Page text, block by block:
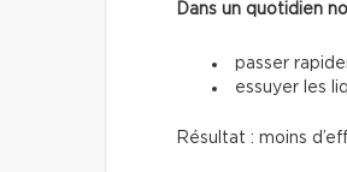
Dans un quotidien
passer
essuyer les
Résultat : moins